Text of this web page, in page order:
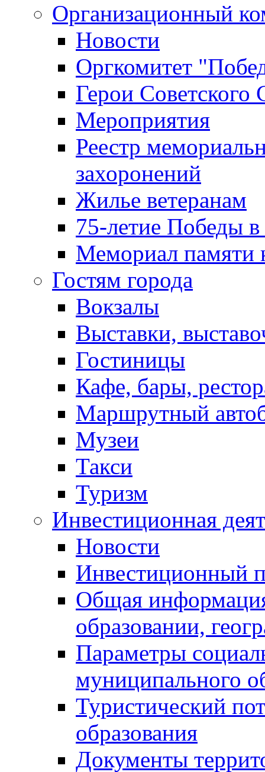
Организационный
Новости
Оргкомитет
Герои Советского
Мероприятия
Реестр
захоронений
Жилье ветеранам
75-летие Победы
Мемориал памяти
Гостям города
Вокзалы
Выставки,
Гостиницы
Кафе, бары,
Маршрутный
Музеи
Такси
Туризм
Инвестиционная
Новости
Инвестиционный
Общая
образовании,
Параметры
муниципального
Туристический
образования
Документы